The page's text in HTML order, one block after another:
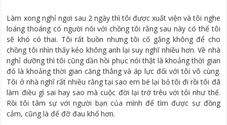
Làm xong nghỉ ngơi sau 2 ngày thì tôi được xuất viện và tôi nghe
loáng thoáng có người nói với chồng tôi rằng sau này có thể tôi
sẽ khó có thai. Tôi rất buồn nhưng tôi cố gắng không để cho
chồng tôi nhìn thấy kẻo không anh lại suy nghĩ nhiều hơn. Về nhà
nghỉ dưỡng thì tôi cũng dần hồi phục nói thật là khoảng thời gian
đó là khoảng thời gian căng thẳng và áp lực đối với tôi vô cùng.
Tôi ở nhà nghĩ rất nhiều rằng tại sao em bé lại bỏ tôi đi rồi tôi đã
làm điều gì sai hay sao mà cuộc đời lại trớ trêu với tôi như thế.
Rồi tôi tâm sự với người bạn của mình để tìm được sự đồng
cảm, cũng là để đỡ đau khổ hơn.